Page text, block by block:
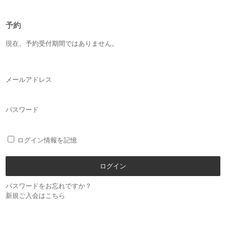
予約
現在、予約受付期間ではありません。
メールアドレス
パスワード
ログイン情報を記憶
パスワードをお忘れですか？
新規ご入会はこちら